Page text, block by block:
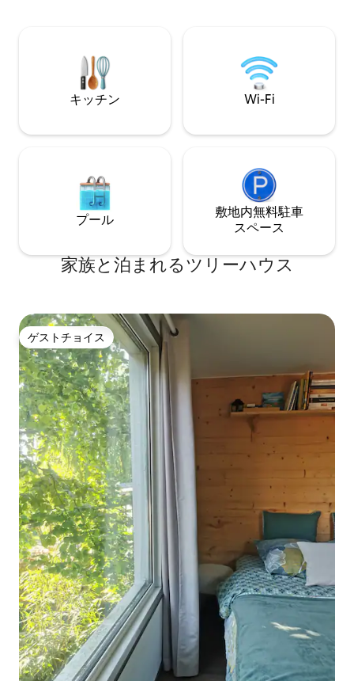
節を問わず滞在できる、居心地の良いデ
ザインのインテリア。
キッチン Wi-Fi
プール
敷地内無料駐⁠車
ス⁠ペ⁠ー⁠ス
家族と泊まれるツリーハウス
ゲストチョイス
ゲストチョイス